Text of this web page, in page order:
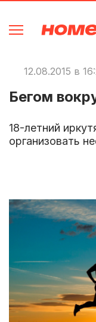
12.08.2015 в
Бегом
18-летний
организовать